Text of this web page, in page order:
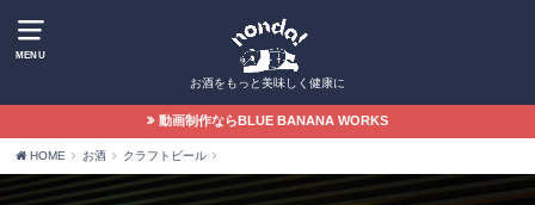
MENU
お酒をもっと美味しく健康に
動画制作ならBLUE BANANA WORKS
HOME お酒 クラフトビール